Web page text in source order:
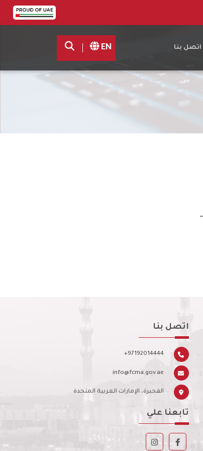
اتصل بنا EN
اتصل بنا
+97192014444
info@fcma.gov.ae
الفجيرة، الإمارات العربية المتحدة
تابعنا علي